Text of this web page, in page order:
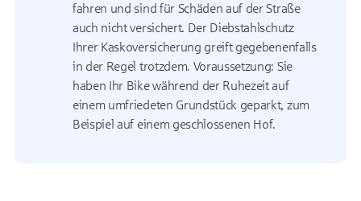
fahren und sind für Schäden auf der Straße
auch nicht versichert. Der Diebstahlschutz
Ihrer Kaskoversicherung greift gegebenenfalls
in der Regel trotzdem. Voraussetzung: Sie
haben Ihr Bike während der Ruhezeit auf
einem umfriedeten Grundstück geparkt, zum
Beispiel auf einem geschlossenen Hof.